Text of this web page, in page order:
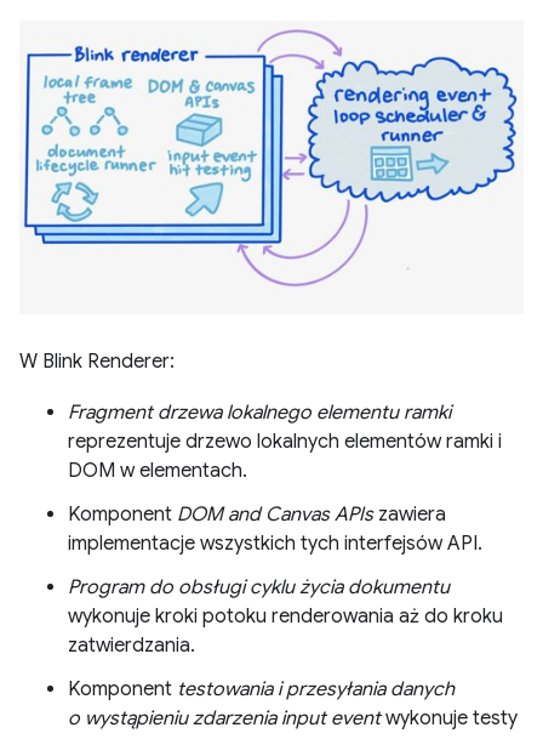
W Blink Renderer:
Fragment drzewa lokalnego elementu ramki
reprezentuje drzewo lokalnych elementów ramki i
DOM w elementach.
Komponent DOM and Canvas APIszawiera
implementacje wszystkich tych interfejsów API.
Program do obsługi cyklu życia dokumentu
wykonuje kroki potoku renderowania aż do kroku
zatwierdzania.
Komponent testowania i przesyłania danych
o wystąpieniu zdarzenia input eventwykonuje testy